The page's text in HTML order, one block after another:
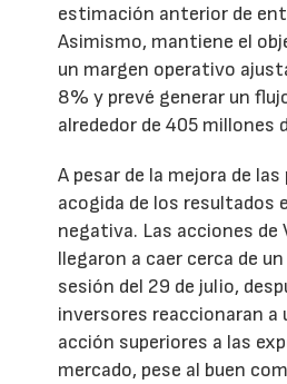
estimación anterior de
Asimismo, mantiene el
un margen operativo
8% y prevé generar un
alrededor de 405 millones
A pesar de la mejora de
acogida de los resultados
negativa. Las acciones de
llegaron a caer cerca de
sesión del 29 de julio,
inversores reaccionaran a
acción superiores a las
mercado, pese al buen